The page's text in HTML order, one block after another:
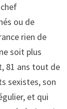
ou de
rien de
soit plus
81 ans tout de
sexistes, son
et qui